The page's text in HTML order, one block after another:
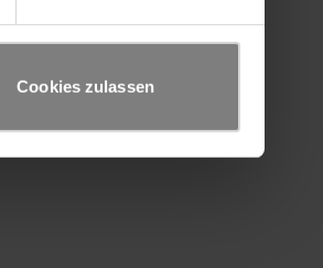
Cookies zulassen